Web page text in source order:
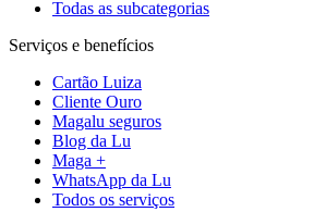
Todas as subcategorias
Serviços e benefícios
Cartão Luiza
Cliente Ouro
Magalu seguros
Blog da Lu
Maga +
WhatsApp da Lu
Todos os serviços